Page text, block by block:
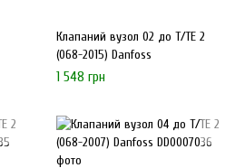
Клапаний вузол 02 до Т/ТЕ 2
(068-2015) Danfoss
1 548 грн